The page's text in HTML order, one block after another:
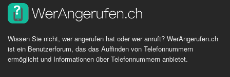
Wissen Sie nicht, wer angerufen hat oder wer anruft? WerAngerufen.ch
ist ein Benutzerforum, das das Auffinden von Telefonnummern
ermöglicht und Informationen über Telefonnummern anbietet.